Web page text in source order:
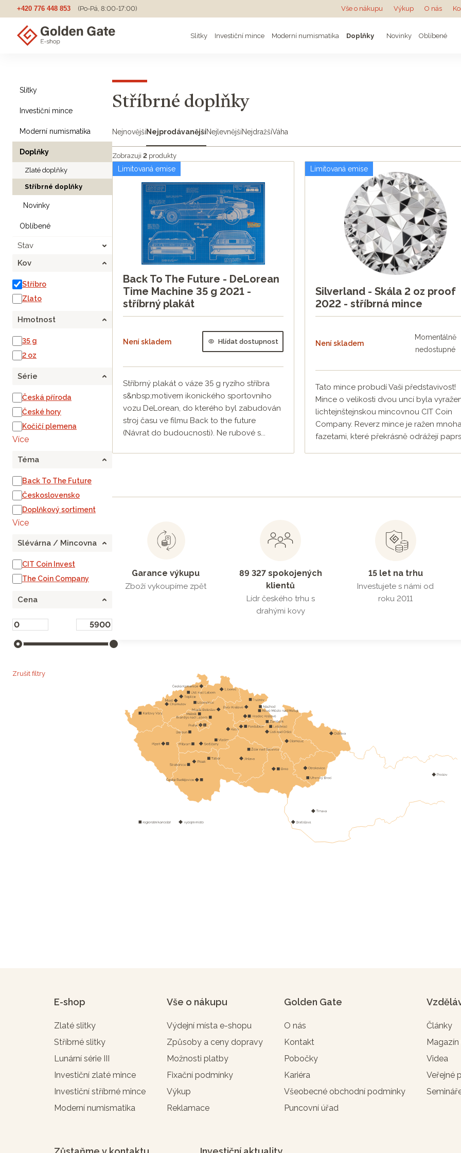
+420 776 448 853 (Po-Pá, 8:00-17:00) Vše o nákupu Výkup O nás
Slitky Investiční mince Moderní numismatika Doplňky Novinky Oblíbené
Slitky
Investiční mince
Moderní numismatika
Doplňky
Zlaté doplňky
Stříbrné doplňky
Novinky
Oblíbené
Stav
Kov
Stříbro
Zlato
Hmotnost
35 g
2 oz
Série
Česká příroda
České hory
Kočičí plemena
Více
Téma
Back To The Future
Československo
Doplňkový sortiment
Více
Slévárna / Mincovna
CIT Coin Invest
The Coin Company
Cena
Zrušit filtry
Stříbrné doplňky
NejnovějšíNejprodávanějšíNejlevnějšíNejdražšíVáha
Zobrazuji 2 produkty
Limitovaná emise
Back To The Future - DeLorean
Time Machine 35 g 2021 -
stříbrný plakát
Není skladem Hlídat dostupnost
Stříbrný plakát o váze 35 g ryzího stříbra
s&nbsp;motivem ikonického sportovního
vozu DeLorean, do kterého byl zabudován
stroj času ve filmu Back to the future
(Návrat do budoucnosti). Ne rubové s...
Limitovaná emise
Silverland - Skála 2 oz proof
2022 - stříbrná mince
Není skladem
Momentálně
nedostupné
Tato mince probudí Vaši představivost!
Mince o velikosti dvou uncí byla
lichtejnštejnskou mincovnou CIT Coin
Company. Reverz mince je ražen
fazetami, které překrásně odrážejí
Garance výkupu
Zboží vykoupíme zpět
89 327 spokojených
klientů
Lídr českého trhu s
drahými kovy
15 let na trhu
Investujete s námi od
roku 2011
E-shop
Zlaté slitky
Stříbrné slitky
Lunární série III
Investiční zlaté mince
Investiční stříbrné mince
Moderní numismatika
Vše o nákupu
Výdejní místa e-shopu
Způsoby a ceny dopravy
Možnosti platby
Fixační podmínky
Výkup
Reklamace
Golden Gate
O nás
Kontakt
Pobočky
Kariéra
Všeobecné obchodní podmínky
Puncovní úřad
Články
Magazín
Videa
Veřejné